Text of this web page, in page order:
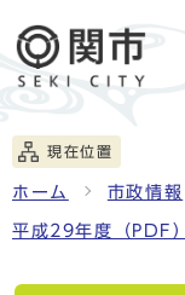
現在位置
ホーム 市政情報
平成29年度（PDF）